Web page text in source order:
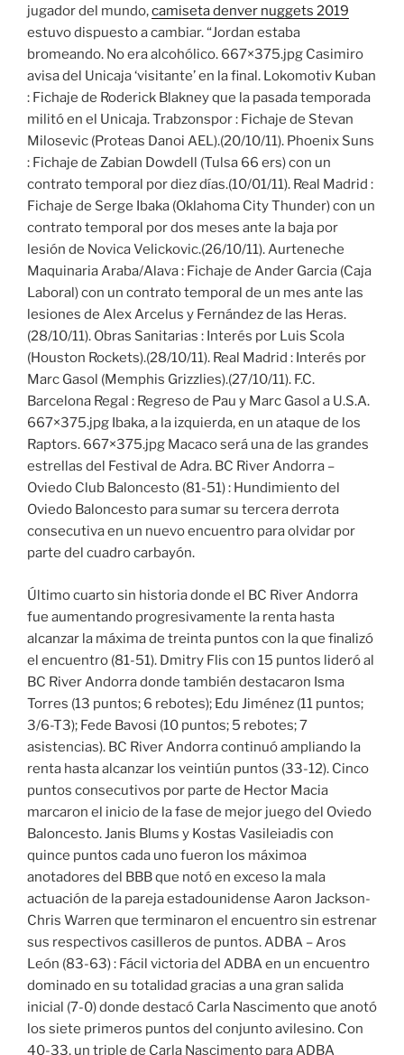
jugador del mundo,camiseta denver nuggets 2019
estuvo dispuesto a cambiar. “Jordan estaba
bromeando. No era alcohólico. 667×375.jpg Casimiro
avisa del Unicaja ‘visitante’ en la final. Lokomotiv Kuban
: Fichaje de Roderick Blakney que la pasada temporada
militó en el Unicaja. Trabzonspor : Fichaje de Stevan
Milosevic (Proteas Danoi AEL).(20/10/11). Phoenix Suns
: Fichaje de Zabian Dowdell (Tulsa 66 ers) con un
contrato temporal por diez días.(10/01/11). Real Madrid :
Fichaje de Serge Ibaka (Oklahoma City Thunder) con un
contrato temporal por dos meses ante la baja por
lesión de Novica Velickovic.(26/10/11). Aurteneche
Maquinaria Araba/Alava : Fichaje de Ander Garcia (Caja
Laboral) con un contrato temporal de un mes ante las
lesiones de Alex Arcelus y Fernández de las Heras.
(28/10/11). Obras Sanitarias : Interés por Luis Scola
(Houston Rockets).(28/10/11). Real Madrid : Interés por
Marc Gasol (Memphis Grizzlies).(27/10/11). F.C.
Barcelona Regal : Regreso de Pau y Marc Gasol a U.S.A.
667×375.jpg Ibaka, a la izquierda, en un ataque de los
Raptors. 667×375.jpg Macaco será una de las grandes
estrellas del Festival de Adra. BC River Andorra –
Oviedo Club Baloncesto (81-51) : Hundimiento del
Oviedo Baloncesto para sumar su tercera derrota
consecutiva en un nuevo encuentro para olvidar por
parte del cuadro carbayón.
Último cuarto sin historia donde el BC River Andorra
fue aumentando progresivamente la renta hasta
alcanzar la máxima de treinta puntos con la que finalizó
el encuentro (81-51). Dmitry Flis con 15 puntos lideró al
BC River Andorra donde también destacaron Isma
Torres (13 puntos; 6 rebotes); Edu Jiménez (11 puntos;
3/6-T3); Fede Bavosi (10 puntos; 5 rebotes; 7
asistencias). BC River Andorra continuó ampliando la
renta hasta alcanzar los veintiún puntos (33-12). Cinco
puntos consecutivos por parte de Hector Macia
marcaron el inicio de la fase de mejor juego del Oviedo
Baloncesto. Janis Blums y Kostas Vasileiadis con
quince puntos cada uno fueron los máximoa
anotadores del BBB que notó en exceso la mala
actuación de la pareja estadounidense Aaron Jackson-
Chris Warren que terminaron el encuentro sin estrenar
sus respectivos casilleros de puntos. ADBA – Aros
León (83-63) : Fácil victoria del ADBA en un encuentro
dominado en su totalidad gracias a una gran salida
inicial (7-0) donde destacó Carla Nascimento que anotó
los siete primeros puntos del conjunto avilesino. Con
40-33, un triple de Carla Nascimento para ADBA